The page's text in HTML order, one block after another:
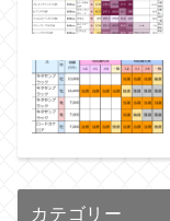
カテゴリー